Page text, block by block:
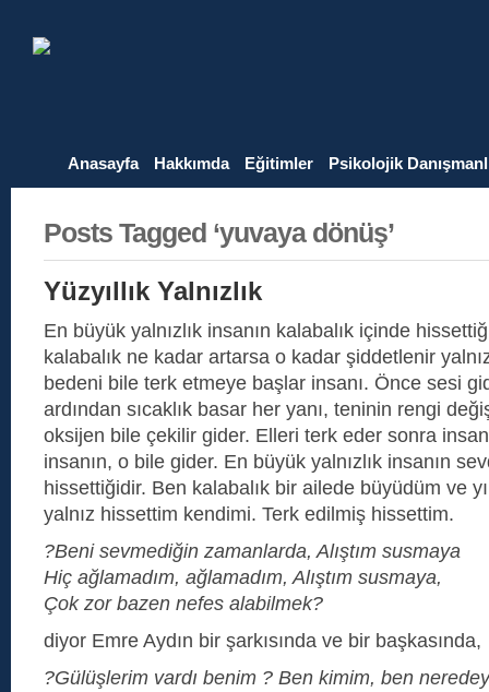
Anasayfa Hakkımda Eğitimler Psikolojik
Posts Tagged ‘yuvaya dönüş’
Yüzyıllık Yalnızlık
En büyük yalnızlık insanın kalabalık içinde
kalabalık ne kadar artarsa o kadar şiddetlenir
bedeni bile terk etmeye başlar insanı. Önce sesi
ardından sıcaklık basar her yanı, teninin rengi
oksijen bile çekilir gider. Elleri terk eder sonra
insanın, o bile gider. En büyük yalnızlık insanın
hissettiğidir. Ben kalabalık bir ailede büyüdüm ve
yalnız hissettim kendimi. Terk edilmiş hissettim.
?Beni sevmediğin zamanlarda, Alıştım susmaya
Hiç ağlamadım, ağlamadım, Alıştım susmaya,
Çok zor bazen nefes alabilmek?
diyor Emre Aydın bir şarkısında ve bir başkasında,
?Gülüşlerim vardı benim ? Ben kimim, ben